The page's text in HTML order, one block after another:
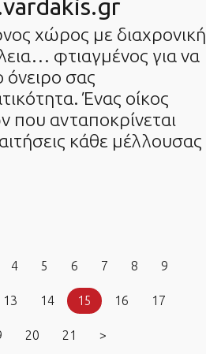
χώρος με διαχρονική
φτιαγμένος για να
όνειρο σας
Ένας οίκος
που ανταποκρίνεται
κάθε μέλλουσας
4 5 6 7 8 9
13 14 15 16 17
20 21 >